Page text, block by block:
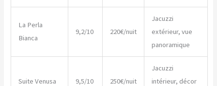
La Perla
Bianca
9,2/10 220€/nuit
Jacuzzi
extérieur, vue
panoramique
Suite Venusa 9,5/10 250€/nuit
Jacuzzi
intérieur, décor